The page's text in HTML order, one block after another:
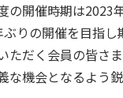
の開催時期は2023
りの開催を目指し
ただく会員の皆さ
な機会となるよう